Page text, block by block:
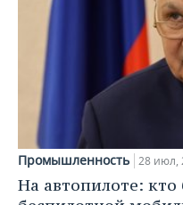
Промышленность 28 июл,
На автопилоте: кто